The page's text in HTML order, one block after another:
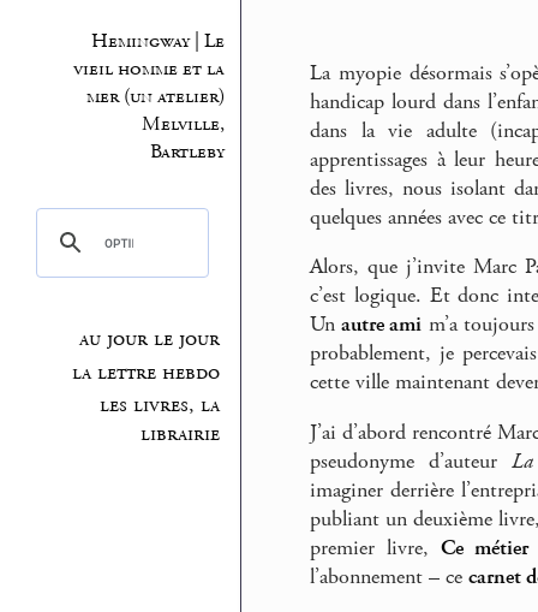
Hemingway | Le
vieil homme et la
mer (un atelier)
Melville,
Bartleby
au jour le jour
la lettre hebdo
les livres, la
librairie
La myopie désormais
handicap lourd dans
dans la vie adulte
apprentissages à leur
des livres, nous isolant
quelques années avec ce
Alors, que j’invite Marc
c’est logique. Et donc
Unautre ami m’a
probablement, je
cette ville maintenant
J’ai d’abord rencontré
pseudonyme d’auteur
imaginer derrière
publiant un deuxième
premier livre,Ce
l’abonnement – ce carnet